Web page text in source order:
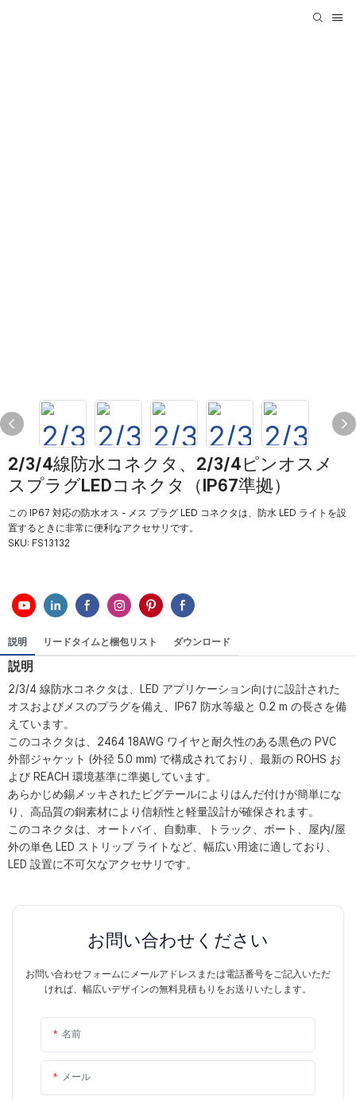
2/3/4線防水コネクタ、2/3/4ピンオスメ
スプラグLEDコネクタ（IP67準拠）
この IP67 対応の防水オス - メス プラグ LED コネクタは、防水 LED ライトを設
置するときに非常に便利なアクセサリです。
SKU: FS13132
説明 リードタイムと梱包リスト ダウンロード
説明
2/3/4 線防水コネクタは、LED アプリケーション向けに設計された
オスおよびメスのプラグを備え、IP67 防水等級と 0.2 m の長さを備
えています。
このコネクタは、2464 18AWG ワイヤと耐久性のある黒色の PVC
外部ジャケット (外径 5.0 mm) で構成されており、最新の ROHS お
よび REACH 環境基準に準拠しています。
あらかじめ錫メッキされたピグテールによりはんだ付けが簡単にな
り、高品質の銅素材により信頼性と軽量設計が確保されます。
このコネクタは、オートバイ、自動車、トラック、ボート、屋内/屋
外の単色 LED ストリップ ライトなど、幅広い用途に適しており、
LED 設置に不可欠なアクセサリです。
お問い合わせください
お問い合わせフォームにメールアドレスまたは電話番号をご記入いただ
ければ、幅広いデザインの無料見積もりをお送りいたします。
名前
メール